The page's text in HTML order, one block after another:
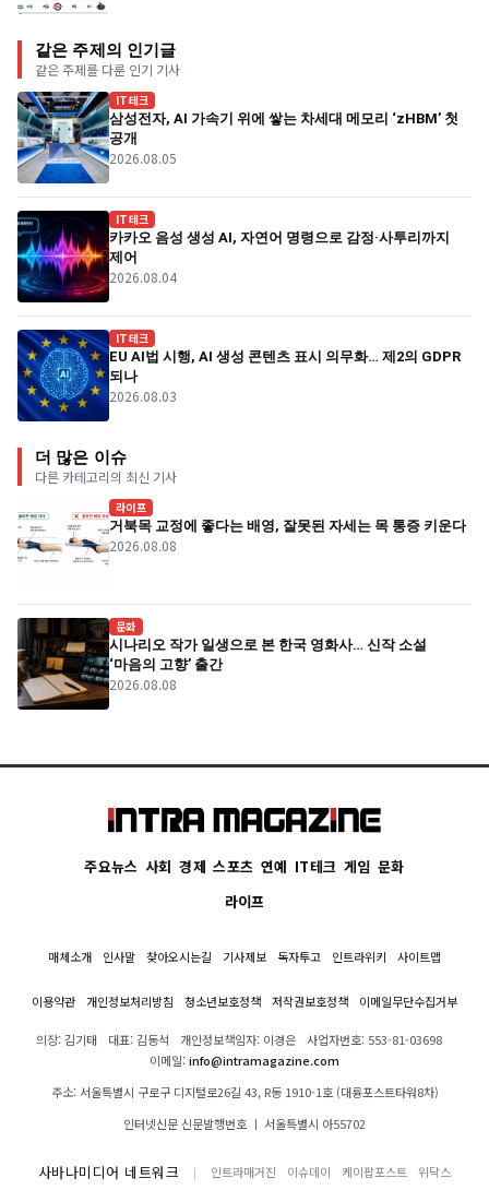
같은 주제의 인기글
같은 주제를 다룬 인기 기사
IT테크
삼성전자, AI 가속기 위에 쌓는 차세대 메모리 ‘zHBM’ 첫
공개
2026.08.05
IT테크
카카오 음성 생성 AI, 자연어 명령으로 감정·사투리까지
제어
2026.08.04
IT테크
EU AI법 시행, AI 생성 콘텐츠 표시 의무화… 제2의 GDPR
되나
2026.08.03
더 많은 이슈
다른 카테고리의 최신 기사
라이프
거북목 교정에 좋다는 배영, 잘못된 자세는 목 통증 키운다
2026.08.08
문화
시나리오 작가 일생으로 본 한국 영화사… 신작 소설
‘마음의 고향’ 출간
2026.08.08
주요뉴스 사회 경제 스포츠 연예 IT테크 게임 문화
라이프
매체소개 인사말 찾아오시는길 기사제보 독자투고 인트라위키 사이트맵
이용약관 개인정보처리방침 청소년보호정책 저작권보호정책 이메일무단수집거부
의장: 김기태 대표: 김동석 개인정보책임자: 이경은
사업자번호: 553-81-03698
이메일:info@intramagazine.com
주소: 서울특별시 구로구 디지털로26길 43, R동 1910-1호 (대륭포스트타워8차)
인터넷신문 신문발행번호 ㅣ 서울특별시 아55702
사바나미디어 네트워크 인트라매거진 이슈데이 케이팝포스트 위닥스